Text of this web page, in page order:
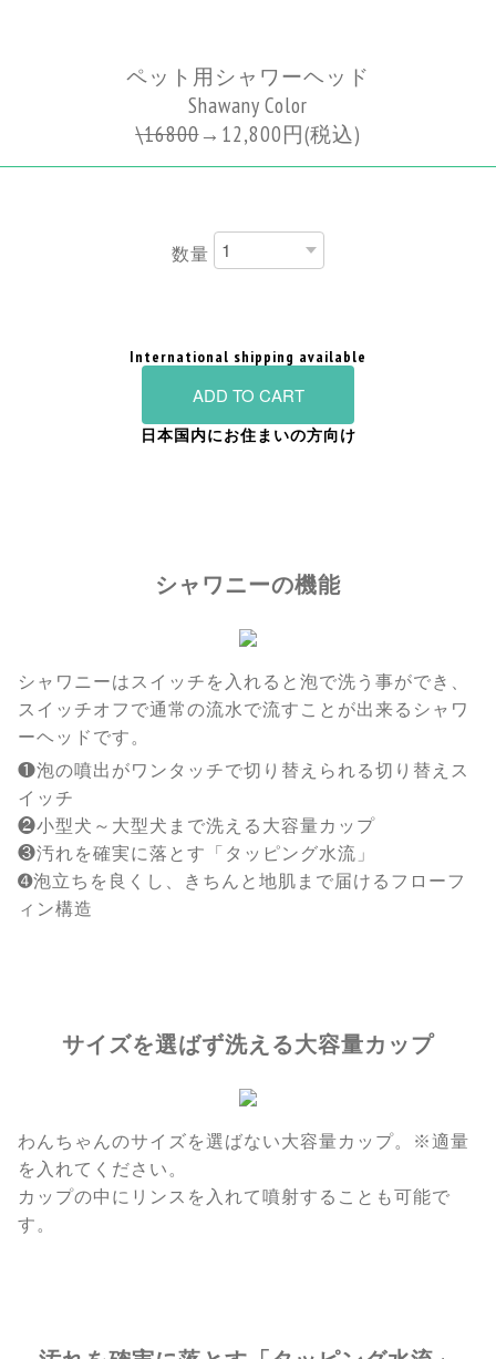
ペット用シャワーヘッド
Shawany Color
\16800→ 12,800円(税込)
数量
International shipping available
ADD TO CART
日本国内にお住まいの方向け
シャワニーの機能
シャワニーはスイッチを入れると泡で洗う事ができ、
スイッチオフで通常の流水で流すことが出来るシャワ
ーヘッドです。
❶泡の噴出がワンタッチで切り替えられる切り替えス
イッチ
❷小型犬～大型犬まで洗える大容量カップ
❸汚れを確実に落とす「タッピング水流」
➍泡立ちを良くし、きちんと地肌まで届けるフローフ
ィン構造
サイズを選ばず洗える大容量カップ
わんちゃんのサイズを選ばない大容量カップ。※適量
を入れてください。
カップの中にリンスを入れて噴射することも可能で
す。